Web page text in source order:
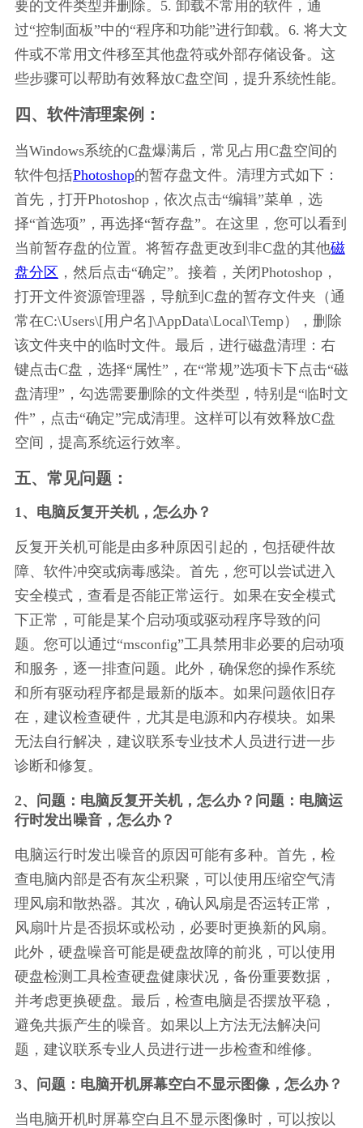
要的文件类型并删除。5. 卸载不常用的软件，通
过“控制面板”中的“程序和功能”进行卸载。6. 将大文
件或不常用文件移至其他盘符或外部存储设备。这
些步骤可以帮助有效释放C盘空间，提升系统性能。
四、软件清理案例：
当Windows系统的C盘爆满后，常见占用C盘空间的
软件包括Photoshop的暂存盘文件。清理方式如下：
首先，打开Photoshop，依次点击“编辑”菜单，选
择“首选项”，再选择“暂存盘”。在这里，您可以看到
当前暂存盘的位置。将暂存盘更改到非C盘的其他磁
盘分区 ，然后点击“确定”。接着，关闭Photoshop，
打开文件资源管理器，导航到C盘的暂存文件夹（通
常在C:\Users\[用户名]\AppData\Local\Temp），删除
该文件夹中的临时文件。最后，进行磁盘清理：右
键点击C盘，选择“属性”，在“常规”选项卡下点击“磁
盘清理”，勾选需要删除的文件类型，特别是“临时文
件”，点击“确定”完成清理。这样可以有效释放C盘
空间，提高系统运行效率。
五、常见问题：
1、电脑反复开关机，怎么办？
反复开关机可能是由多种原因引起的，包括硬件故
障、软件冲突或病毒感染。首先，您可以尝试进入
安全模式，查看是否能正常运行。如果在安全模式
下正常，可能是某个启动项或驱动程序导致的问
题。您可以通过“msconfig”工具禁用非必要的启动项
和服务，逐一排查问题。此外，确保您的操作系统
和所有驱动程序都是最新的版本。如果问题依旧存
在，建议检查硬件，尤其是电源和内存模块。如果
无法自行解决，建议联系专业技术人员进行进一步
诊断和修复。
2、问题：电脑反复开关机，怎么办？问题：电脑运
行时发出噪音，怎么办？
电脑运行时发出噪音的原因可能有多种。首先，检
查电脑内部是否有灰尘积聚，可以使用压缩空气清
理风扇和散热器。其次，确认风扇是否运转正常，
风扇叶片是否损坏或松动，必要时更换新的风扇。
此外，硬盘噪音可能是硬盘故障的前兆，可以使用
硬盘检测工具检查硬盘健康状况，备份重要数据，
并考虑更换硬盘。最后，检查电脑是否摆放平稳，
避免共振产生的噪音。如果以上方法无法解决问
题，建议联系专业人员进行进一步检查和维修。
3、问题：电脑开机屏幕空白不显示图像，怎么办？
当电脑开机时屏幕空白且不显示图像时，可以按以